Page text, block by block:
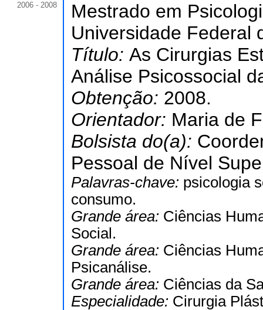
2006 - 2008
Mestrado em
Universidade Federal
Título: As Cirurgias
Análise Psicossocial
Obtenção: 2008.
Orientador: Maria de
Bolsista do(a):
Pessoal de Nível
Palavras-chave: psicologia
consumo.
Grande área: Ciências
Social.
Grande área: Ciências
Psicanálise.
Grande área: Ciências da
Especialidade: Cirurgia